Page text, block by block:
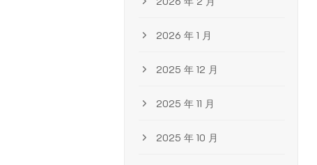
2026 年 1 月
2025 年 12 月
2025 年 11 月
2025 年 10 月